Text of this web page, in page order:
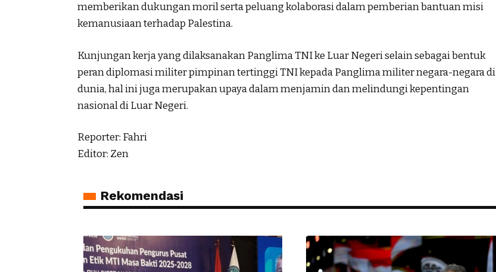
memberikan dukungan moril serta peluang kolaborasi dalam pemberian bantuan misi
kemanusiaan terhadap Palestina.
Kunjungan kerja yang dilaksanakan Panglima TNI ke Luar Negeri selain sebagai bentuk
peran diplomasi militer pimpinan tertinggi TNI kepada Panglima militer negara-negara di
dunia, hal ini juga merupakan upaya dalam menjamin dan melindungi kepentingan
nasional di Luar Negeri.
Reporter: Fahri
Editor: Zen
Rekomendasi